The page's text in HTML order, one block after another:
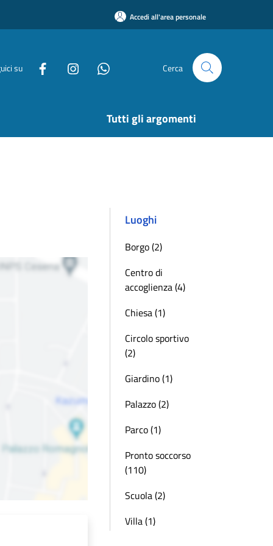
Accedi all'area personale
su Cerca
Tutti gli argomenti
Luoghi
Borgo (2)
Centro di
accoglienza (4)
Chiesa (1)
Circolo sportivo
(2)
Giardino (1)
Palazzo (2)
Parco (1)
Pronto soccorso
(110)
Scuola (2)
Villa (1)